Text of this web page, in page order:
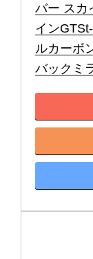
バー スカ
イン
ルカーボ
バックミ